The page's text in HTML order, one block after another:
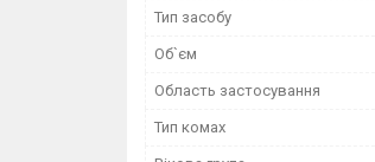
Тип засобу
Об`єм
Область застосування
Тип комах